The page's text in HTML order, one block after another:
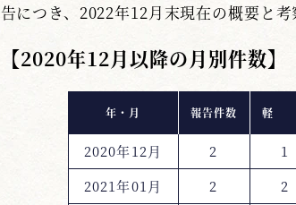
告につき、2022年12月末現在の概要と考
【2020年12月以降の月別件数】
年・月 報告件数 軽
2020年12月 2 1
2021年01月
2 2